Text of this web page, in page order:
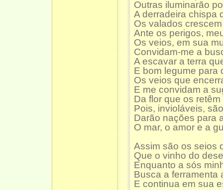
Outras iluminarão
A derradeira chispa
Os valados
Ante os perigos,
Os veios, em sua
Convidam-me a
A escavar a terra
E bom legume para
Os veios que
E me convidam a
Da flor que os
Pois, invioláveis,
Darão nações para
O mar, o amor e a
Assim são os seios
Que o vinho do
Enquanto a sós
Busca a ferramenta
E continua em sua